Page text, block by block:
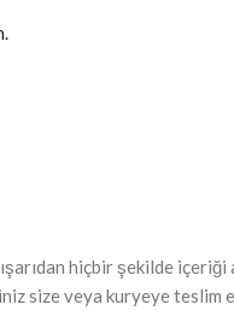
hiçbir şekilde
size veya kuryeye